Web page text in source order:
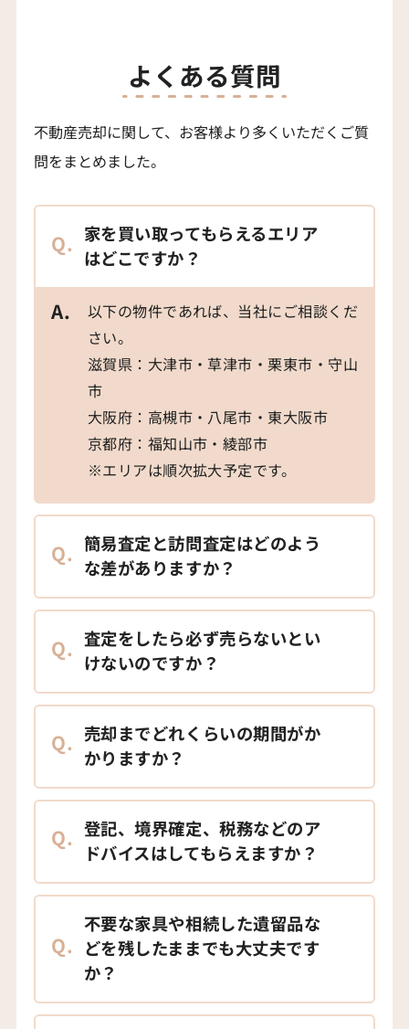
よくある質問
不動産売却に関して、お客様より多くいただくご質
問をまとめました。
Q. 家を買い取ってもらえるエリア
はどこですか？
A.
以下の物件であれば、当社にご相談くだ
さい。
滋賀県：大津市・草津市・栗東市・守山
市
大阪府：高槻市・八尾市・東大阪市
京都府：福知山市・綾部市
※エリアは順次拡大予定です。
Q. 簡易査定と訪問査定はどのよう
な差がありますか？
Q. 査定をしたら必ず売らないとい
けないのですか？
Q. 売却までどれくらいの期間がか
かりますか？
Q. 登記、境界確定、税務などのア
ドバイスはしてもらえますか？
Q.
不要な家具や相続した遺留品な
どを残したままでも大丈夫です
か？